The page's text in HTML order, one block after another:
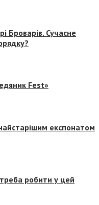
Броварів. Сучасне
Fest»
експонатом
робити у цей